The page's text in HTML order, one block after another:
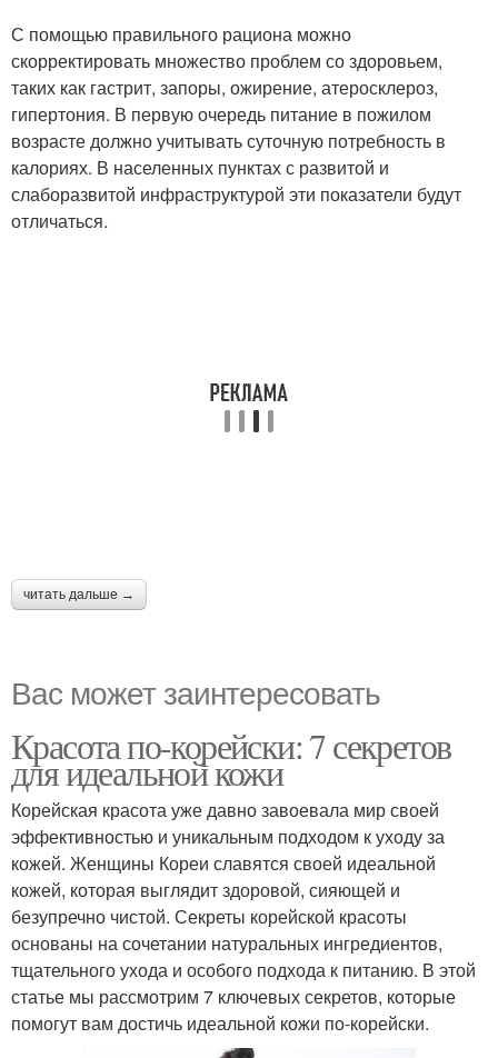
С помощью правильного рациона можно
скорректировать множество проблем со здоровьем,
таких как гастрит, запоры, ожирение, атеросклероз,
гипертония. В первую очередь питание в пожилом
возрасте должно учитывать суточную потребность в
калориях. В населенных пунктах с развитой и
слаборазвитой инфраструктурой эти показатели будут
отличаться.
читать дальше →
Вас может заинтересовать
Красота по-корейски: 7 секретов
для идеальной кожи
Корейская красота уже давно завоевала мир своей
эффективностью и уникальным подходом к уходу за
кожей. Женщины Кореи славятся своей идеальной
кожей, которая выглядит здоровой, сияющей и
безупречно чистой. Секреты корейской красоты
основаны на сочетании натуральных ингредиентов,
тщательного ухода и особого подхода к питанию. В этой
статье мы рассмотрим 7 ключевых секретов, которые
помогут вам достичь идеальной кожи по-корейски.